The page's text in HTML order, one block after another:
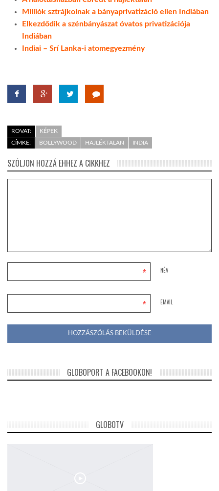
TROPICALMAGAZIN
GLOBOTV
AFRIKA TUDÁSTÁR
LINKTR.EE
Milliók sztrájkolnak a bányaprivatizáció ellen Indiában
Elkezdődik a szénbányászat óvatos privatizációja
Indiában
Indiai – Srí Lanka-i atomegyezmény
ROVAT:
KÉPEK
CÍMKE:
BOLLYWOOD HAJLÉKTALAN INDIA
SZÓLJON HOZZÁ EHHEZ A CIKKHEZ
NÉV
*
EMAIL
*
GLOBOPORT A FACEBOOKON!
GLOBOTV